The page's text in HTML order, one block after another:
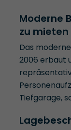
Moderne
zu mieten
Das
2006 erbaut
Tiefgarage,